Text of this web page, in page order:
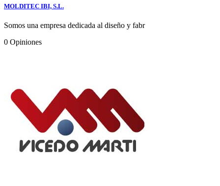
MOLDITEC IBI, S.L.
Somos una empresa dedicada al diseño y fabr
0 Opiniones